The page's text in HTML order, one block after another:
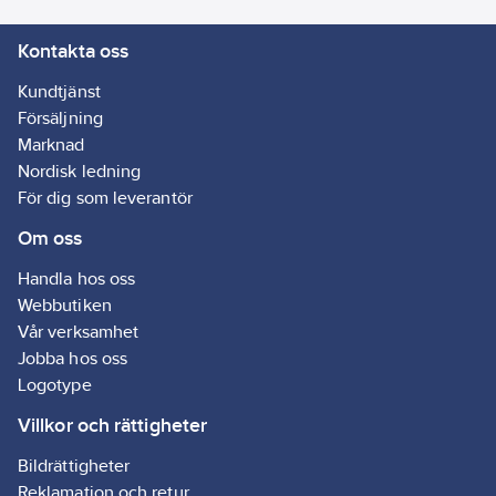
Kontakta oss
Kundtjänst
Försäljning
Marknad
Nordisk ledning
För dig som leverantör
Om oss
Handla hos oss
Webbutiken
Vår verksamhet
Jobba hos oss
Logotype
Villkor och rättigheter
Bildrättigheter